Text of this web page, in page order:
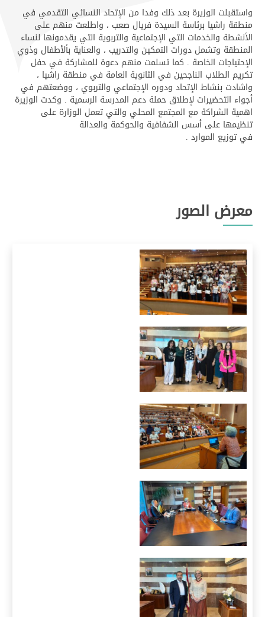
واستقبلت الوزيرة بعد ذلك وفدا من الإتحاد النسائي التقدمي في
منطقة راشيا برئاسة السيدة فريال صعب ، واطلعت منهم على
الأنشطة والخدمات التي الإجتماعية والتربوية التي يقدمونها لنساء
المنطقة وتشمل دورات التمكين والتدريب ، والعناية بألأطفال وذوي
الإحتياجات الخاصة . كما تسلمت منهم دعوة للمشاركة في حفل
تكريم الطلاب الناجحين في الثانوية العامة في منطقة راشيا ،
واشادت بنشاط الإتحاد ودوره الإجتماعي والتربوي ، ووضعتهم في
أجواء التحضيرات لإطلاق حملة دعم المدرسة الرسمية . وكدت الوزيرة
اهمية الشراكة مع المجتمع المحلي والتي تعمل الوزارة على
تنظيمها على أسس الشفافية والحوكمة والعدالة
في توزيع الموارد .
معرض الصور